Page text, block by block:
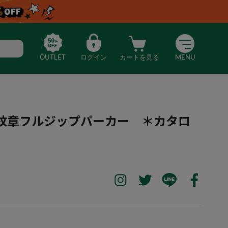
OUTLET ログイン カートを見る MENU
章フルジップパーカー ＊カタロ